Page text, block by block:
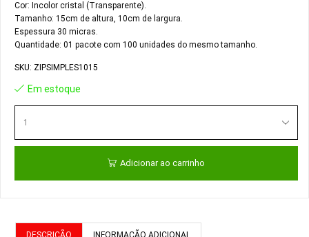
Cor: Incolor cristal (Transparente).
Tamanho: 15cm de altura, 10cm de largura.
Espessura 30 micras.
Quantidade: 01 pacote com 100 unidades do mesmo tamanho.
SKU: ZIPSIMPLES1015
Em estoque
Adicionar ao carrinho
DESCRIÇÃO INFORMAÇÃO ADICIONAL